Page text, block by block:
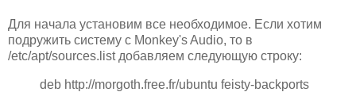
Для начала установим все необходимое. Если хотим
подружить систему с Monkey's Audio, то в
/etc/apt/sources.list добавляем следующую строку:
deb http://morgoth.free.fr/ubuntu feisty-backports